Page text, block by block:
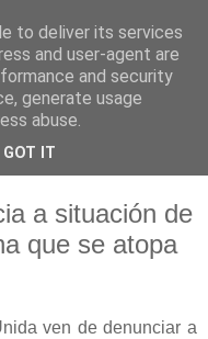
a situación de
que se atopa
ven de denunciar a
to deliver its services
and user-agent are
and security
generate usage
abuse.
GOT IT